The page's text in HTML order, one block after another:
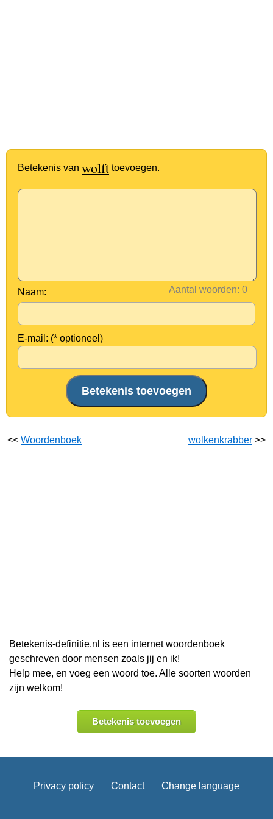
Betekenis van wolft toevoegen.
Aantal woorden:
Naam:
E-mail: (* optioneel)
<< Woordenboek wolkenkrabber >>
Betekenis-definitie.nl is een internet woordenboek
geschreven door mensen zoals jij en ik!
Help mee, en voeg een woord toe. Alle soorten woorden
zijn welkom!
Betekenis toevoegen
Privacy policy Contact Change language